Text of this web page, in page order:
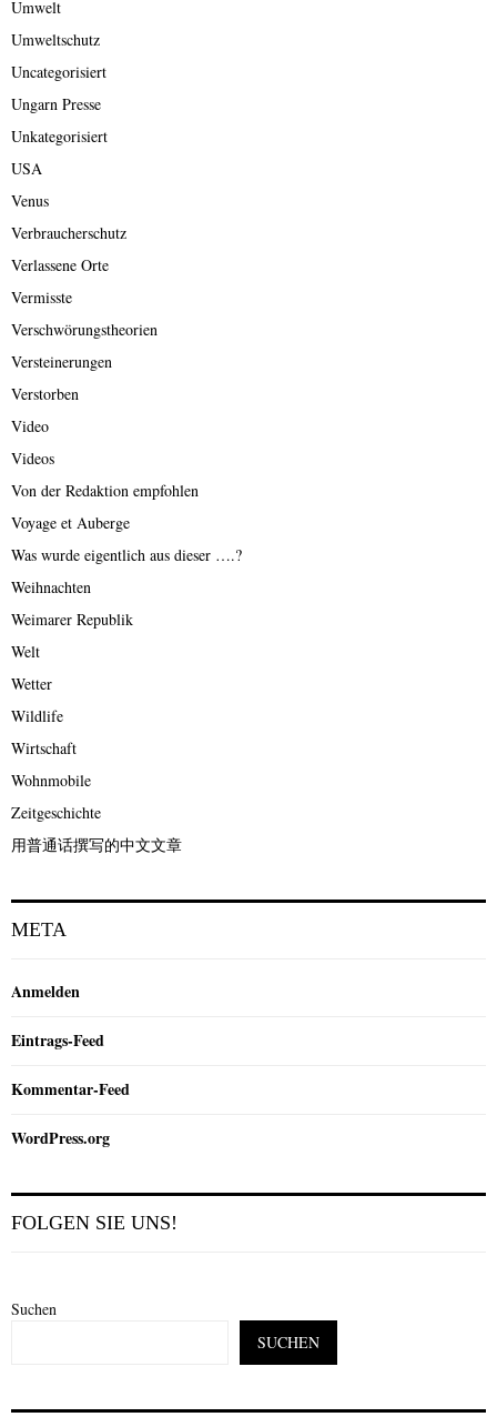
Umwelt
Umweltschutz
Uncategorisiert
Ungarn Presse
Unkategorisiert
USA
Venus
Verbraucherschutz
Verlassene Orte
Vermisste
Verschwörungstheorien
Versteinerungen
Verstorben
Video
Videos
Von der Redaktion empfohlen
Voyage et Auberge
Was wurde eigentlich aus dieser ….?
Weihnachten
Weimarer Republik
Welt
Wetter
Wildlife
Wirtschaft
Wohnmobile
Zeitgeschichte
用普通话撰写的中文文章
META
Anmelden
Eintrags-Feed
Kommentar-Feed
WordPress.org
FOLGEN SIE UNS!
Suchen
SUCHEN